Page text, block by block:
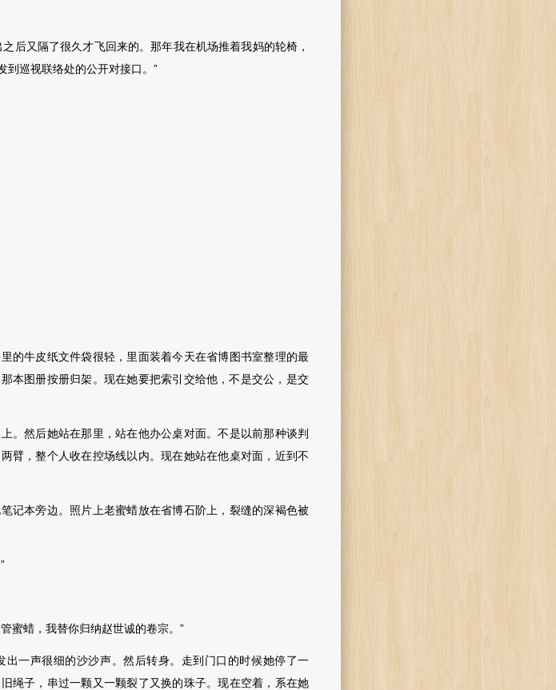
又隔了很久才飞回来的。那年我在机场推着我妈的轮椅，
到巡视联络处的公开对接口。”
牛皮纸文件袋很轻，里面装着今天在省博图书室整理的最
本图册按册归架。现在她要把索引交给他，不是交公，是交
然后她站在那里，站在他办公桌对面。不是以前那种谈判
臂，整个人收在控场线以内。现在她站在他桌对面，近到不
本旁边。照片上老蜜蜡放在省博石阶上，裂缝的深褐色被
蜡，我替你归纳赵世诚的卷宗。”
一声很细的沙沙声。然后转身。走到门口的时候她停了一
绳子，串过一颗又一颗裂了又换的珠子。现在空着，系在她